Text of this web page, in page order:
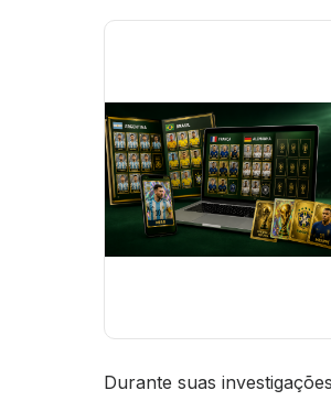
Durante suas